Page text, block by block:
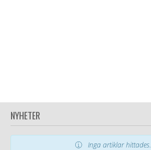
NYHETER
Inga artiklar hittades.